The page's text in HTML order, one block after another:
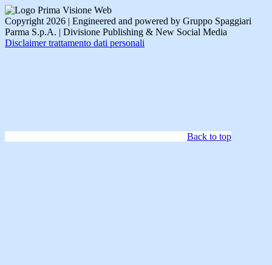
Copyright 2026 | Engineered and powered by Gruppo Spaggiari
Parma S.p.A. | Divisione Publishing & New Social Media
Disclaimer trattamento dati personali
Back to top